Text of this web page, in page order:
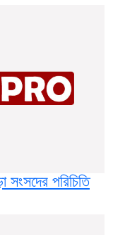
পরিচিতি